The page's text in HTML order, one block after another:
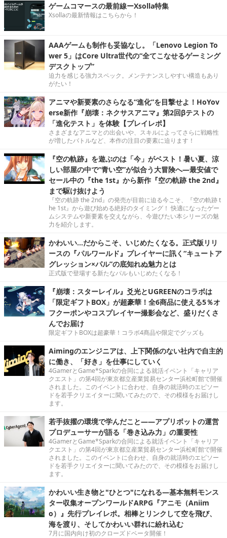
ゲームコマースの最前線ーXsolla特集
Xsollaの最新情報はこちらから！
AAAゲームも制作も妥協なし。「Lenovo Legion To
wer 5」はCore Ultra世代の“全てこなせるゲーミング
デスクトップ”
迫力を感じる強力スペック。メンテナンスしやすい構造もあり
がたい！
アニマや新要素のさらなる“進化”を目撃せよ！HoYov
erse新作『崩壊：ネクサスアニマ』第2回βテストの
「進化テスト」を体験【プレイレポ】
さまざまなアニマとの出会いや、スキルによってさらに戦略性
が増したバトルなど、本作の注目の要素に迫ります！
『空の軌跡』を遊ぶのは「今」がベスト！暑い夏、涼
しい部屋の中で“青い空”が似合う大冒険へ―最安値で
セール中の『the 1st』から新作『空の軌跡 the 2nd』
まで駆け抜けよう
『空の軌跡 the 2nd』の発売が目前に迫る今こそ、『空の軌跡 t
he 1st』から遊び始める絶好のタイミング！ 快適になったゲー
ムシステムや新要素を交えながら、今遊びたい本シリーズの魅
力を紹介します。
かわいい…だからこそ、いじめたくなる。正式版リリ
ースの『パルワールド』プレイヤーに訊く“キュートア
グレッション×パル”の底知れぬ魅力とは
正式版で登場する新たなパルもいじめたくなる！
『崩壊：スターレイル』爻光とUGREENのコラボは
「限定ギフトBOX」が超豪華！全6商品に使える5％オ
フクーポンやコスプレイヤー撮影会など、盛りだくさ
んでお届け
限定ギフトBOXは超豪華！コラボ4商品や限定でグッズも
Aimingのエンジニアは、上下関係のない社内で自主的
に働き、「好き」を仕事にしていく
4GamerとGame*Sparkの合同による就活イベント「キャリア
クエスト」の第4回が東京都立産業貿易センター浜松町館で開催
されました。このイベントに合わせ、自身の就活時のエピソー
ドを若手クリエイターに聞いてみたので、その模様をお届けし
ます。
若手抜擢の環境で学んだこと――アプリボットの運営
プロデューサーが語る「巻き込み力」の重要性
4GamerとGame*Sparkの合同による就活イベント「キャリア
クエスト」の第4回が東京都立産業貿易センター浜松町館で開催
されました。このイベントに合わせ、自身の就活時のエピソー
ドを若手クリエイターに聞いてみたので、その模様をお届けし
ます。
かわいい生き物と"ひとつ"になれる―基本無料モンス
ター収集オープンワールドARPG『アニモ（Aniim
o）』先行プレイレポ。相棒とリンクして空を飛び、
海を渡り、そしてかわいい群れに紛れ込む
7月に国内向け初のクローズドベータ開催！